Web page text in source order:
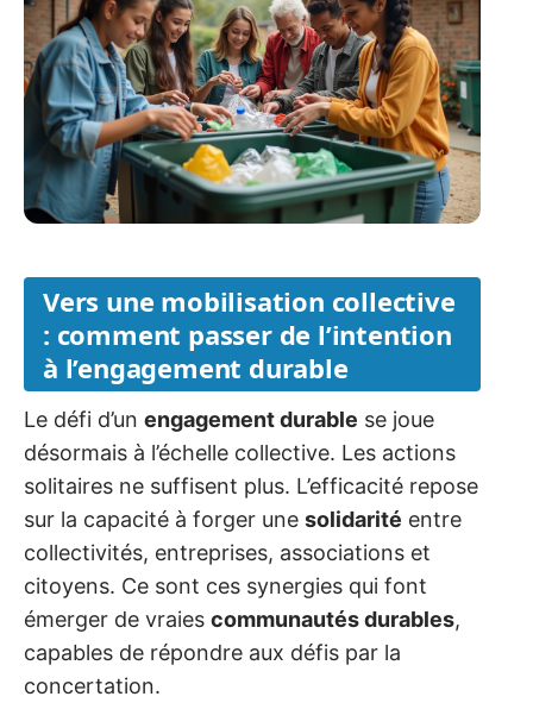
Vers une mobilisation collective
: comment passer de l’intention
à l’engagement durable
Le défi d’un engagement durable se joue
désormais à l’échelle collective. Les actions
solitaires ne suffisent plus. L’efficacité repose
sur la capacité à forger une solidarité entre
collectivités, entreprises, associations et
citoyens. Ce sont ces synergies qui font
émerger de vraies communautés durables,
capables de répondre aux défis par la
concertation.